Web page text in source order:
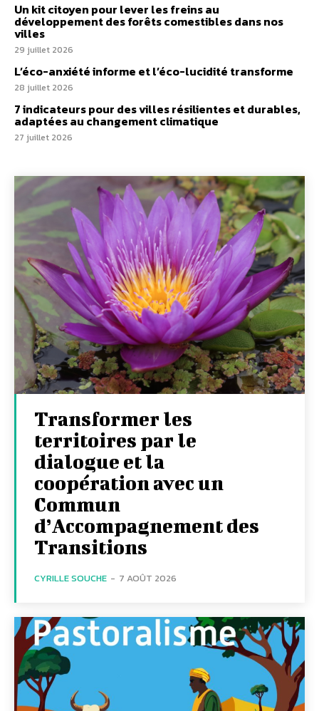
Un kit citoyen pour lever les freins au
développement des forêts comestibles dans nos
villes
29 juillet 2026
L’éco-anxiété informe et l’éco-lucidité transforme
28 juillet 2026
7 indicateurs pour des villes résilientes et durables,
adaptées au changement climatique
27 juillet 2026
Transformer les
territoires par le
dialogue et la
coopération avec un
Commun
d’Accompagnement des
Transitions
CYRILLE SOUCHE - 7 AOÛT 2026